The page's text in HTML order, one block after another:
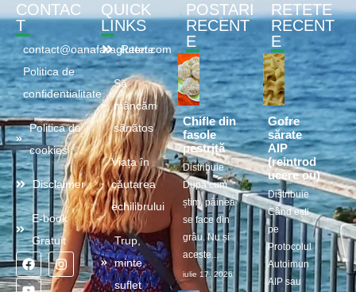
CONTAC
T
contact@oanafaragluten.com
Politica de
confidentialitate
Politica de
cookies
Disclaimer
E-book
Gratuit
QUICK
LINKS
Retete
Să
mâncăm
sănătos
Viața în
căutarea
echilibrului
Trup,
minte,
suflet
POSTARI
RECENT
E
Chifle din
fasole
pestriță
Distribuie
După cum
știm, pâinea
se face din
grâu. Nu și
aceste...
iulie 17, 2026
RETETE
RECENT
E
Gofre
sărate
AIP
(reintrod
ucere ou)
Distribuie
Când ești
pe
Protocolul
Autoimun
AIP sau